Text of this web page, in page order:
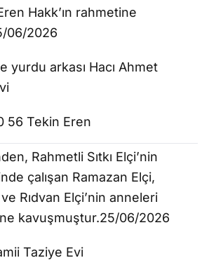
Hakk’ın rahmetine
06/2026
yurdu arkası Hacı Ahmet
56 Tekin Eren
Rahmetli Sıtkı Elçi’nin
çalışan Ramazan Elçi,
Rıdvan Elçi’nin anneleri
kavuşmuştur.25/06/2026
Taziye Evi